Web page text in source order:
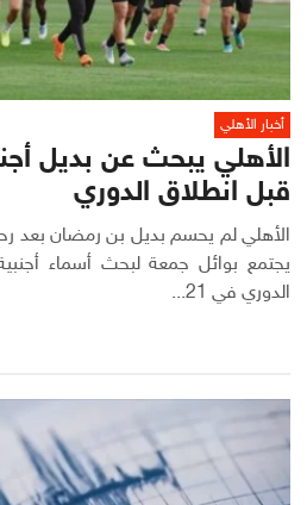
أخبار الأهلي
الأهلي يبحث عن بديل
قبل انطلاق الدوري
الأهلي لم يحسم بديل بن رمضان بعد
يجتمع بوائل جمعة لبحث أسماء
الدوري في 21...